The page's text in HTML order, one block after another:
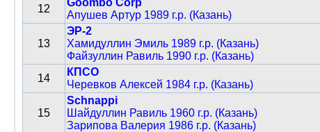
12
Goombo Corp
Апушев Артур 1989 г.р. (Казань)
13
ЭР-2
Хамидуллин Эмиль 1989 г.р. (Казань)
Файзуллин Равиль 1990 г.р. (Казань)
14
КПСО
Черевков Алексей 1984 г.р. (Казань)
15
Schnappi
Шайдуллин Равиль 1960 г.р. (Казань)
Зарипова Валерия 1986 г.р. (Казань)